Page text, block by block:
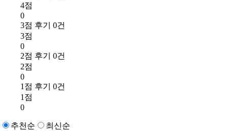
4점
0
3점 후기 0건
3점
0
2점 후기 0건
2점
0
1점 후기 0건
1점
0
추천순
최신순